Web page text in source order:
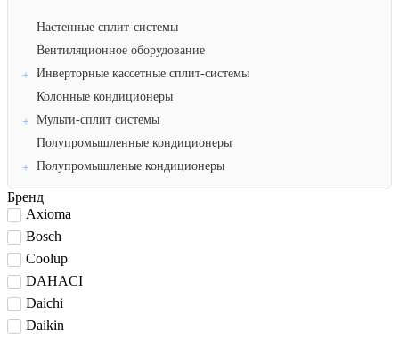
Настенные сплит-системы
Вентиляционное оборудование
Инверторные кассетные сплит-системы
Колонные кондиционеры
Мульти-сплит системы
Полупромышленные кондиционеры
Полупромышленые кондиционеры
Бренд
Axioma
Bosch
Coolup
DAHACI
Daichi
Daikin